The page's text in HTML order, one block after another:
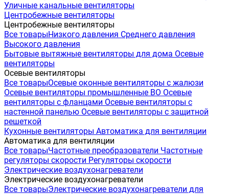
Уличные канальные вентиляторы
Центробежные вентиляторы
Центробежные вентиляторы
Все товарыНизкого давления Среднего давления
Высокого давления
Бытовые вытяжные вентиляторы для дома Осевые
вентиляторы
Осевые вентиляторы
Все товарыОсевые оконные вентиляторы с жалюзи
Осевые вентиляторы промышленные ВО Осевые
вентиляторы с фланцами Осевые вентиляторы с
настенной панелью Осевые вентиляторы с защитной
решеткой
Кухонные вентиляторы Автоматика для вентиляции
Автоматика для вентиляции
Все товарыЧастотные преобразователи Частотные
регуляторы скорости Регуляторы скорости
Электрические воздухонагреватели
Электрические воздухонагреватели
Все товарыЭлектрические воздухонагреватели для